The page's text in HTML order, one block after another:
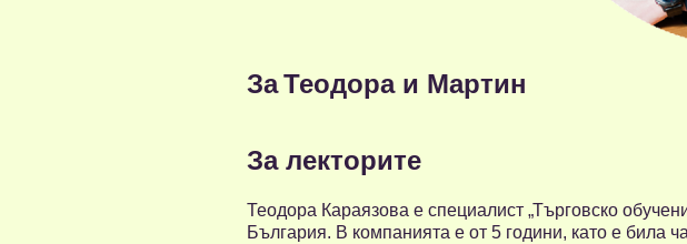
ЗаТеодора и Мартин
За лекторите
Теодора Караязова е специалист „Търговско
България. В компанията е от 5 години, като е била